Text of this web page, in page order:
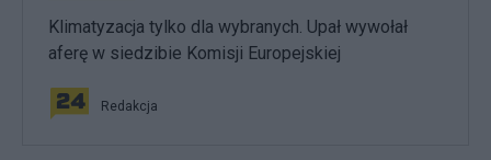
Klimatyzacja tylko dla wybranych. Upał wywołał
aferę w siedzibie Komisji Europejskiej
Redakcja